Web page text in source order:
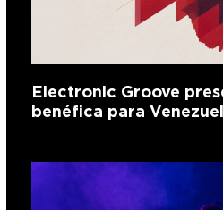
Electronic Groove
benéfica para